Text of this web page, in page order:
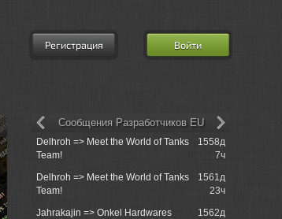
Регистрация Войти
1565д
1566д
Delhroh => Meet the World of Tanks
Team!
1558д
7ч
Delhroh => Meet the World of Tanks
Team!
1561д
23ч
Jahrakajin => Onkel Hardwares
1562д
Сообщения Разработчиков EU